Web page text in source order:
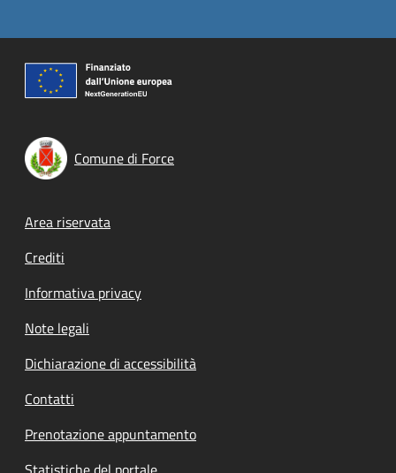
Comune di Force
Footer menu
Area riservata
Crediti
Informativa privacy
Note legali
Dichiarazione di accessibilità
Contatti
Prenotazione appuntamento